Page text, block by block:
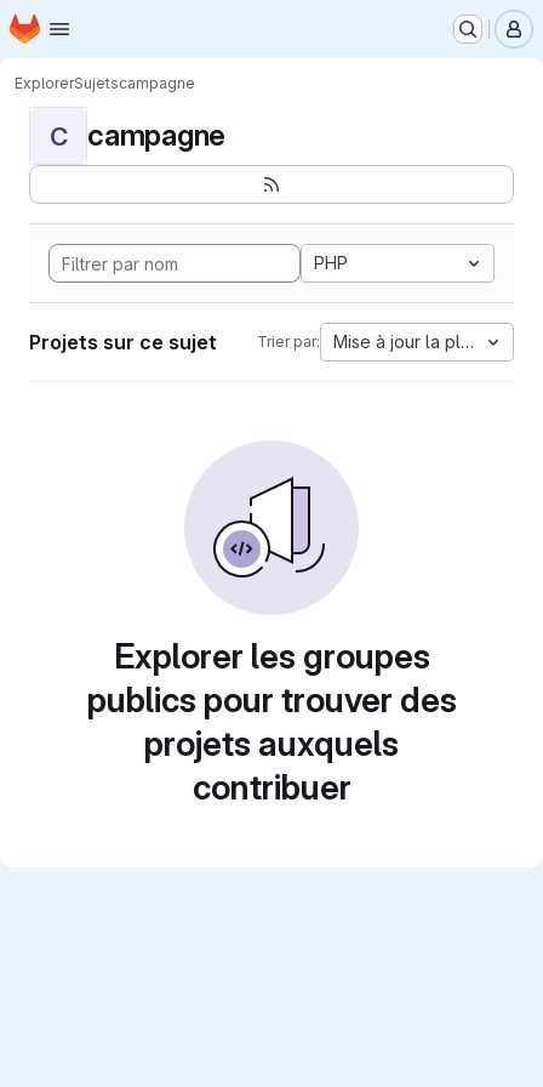
Passer au contenu principal
Page d'accueil
ExplorerSujetscampagne
C campagne
PHP
Projets sur ce sujet Trier par: Mise à jour la plus
Explorer les groupes
publics pour trouver des
projets auxquels
contribuer